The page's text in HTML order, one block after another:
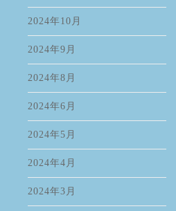
2024年10月
2024年9月
2024年8月
2024年6月
2024年5月
2024年4月
2024年3月